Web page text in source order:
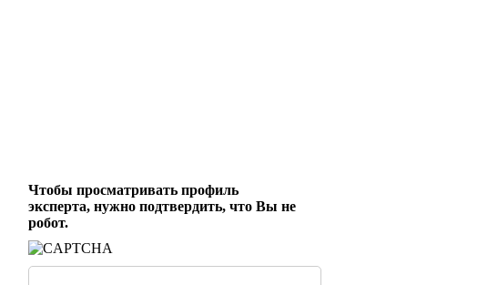
Чтобы просматривать профиль
эксперта, нужно подтвердить, что Вы не
робот.